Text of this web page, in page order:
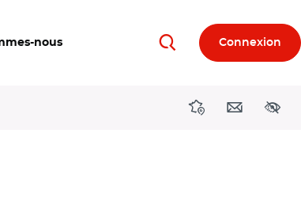
nous RechercherConnexion
DirectionsContact